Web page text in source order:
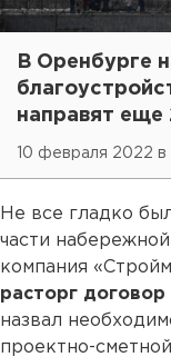
В Оренбурге
направят еще
10 февраля 2022 в
Не все гладко
части
компания
расторг договор
назвал
проектно-